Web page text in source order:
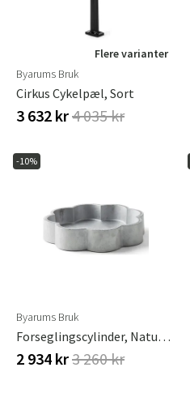
Flere varianter
Byarums Bruk
Cirkus Cykelpæl, Sort
3 632 kr4 035 kr
-10%
Byarums Bruk
Forseglingscylinder, Naturlig
2 934 kr3 260 kr